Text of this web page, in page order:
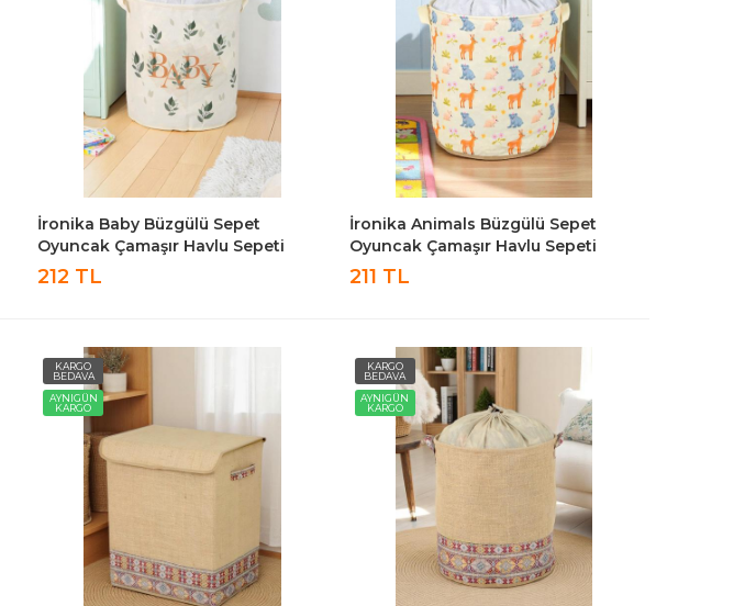
İronika Baby Büzgülü Sepet
Oyuncak Çamaşır Havlu Sepeti
Yuvarlak Temiz Kirli Çamaşır Sepeti
212 TL
İronika Animals Büzgülü Sepet
Oyuncak Çamaşır Havlu Sepeti
Yuvarlak Temiz Kirli Çamaşır Sepeti
211 TL
KARGO
BEDAVA
AYNIGÜN
KARGO
KARGO
BEDAVA
AYNIGÜN
KARGO